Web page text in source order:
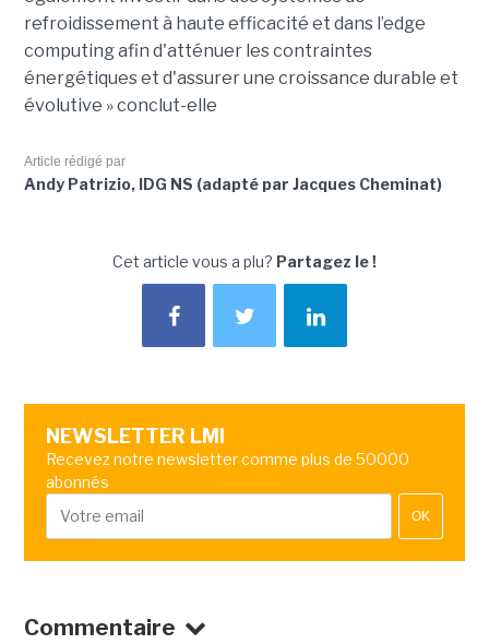
refroidissement à haute efficacité et dans l’edge
computing afin d'atténuer les contraintes
énergétiques et d'assurer une croissance durable et
évolutive » conclut-elle
Article rédigé par
Andy Patrizio, IDG NS (adapté par Jacques Cheminat)
Cet article vous a plu? Partagez le !
NEWSLETTER LMI
Recevez notre newsletter comme plus de 50000
abonnés
OK
Commentaire